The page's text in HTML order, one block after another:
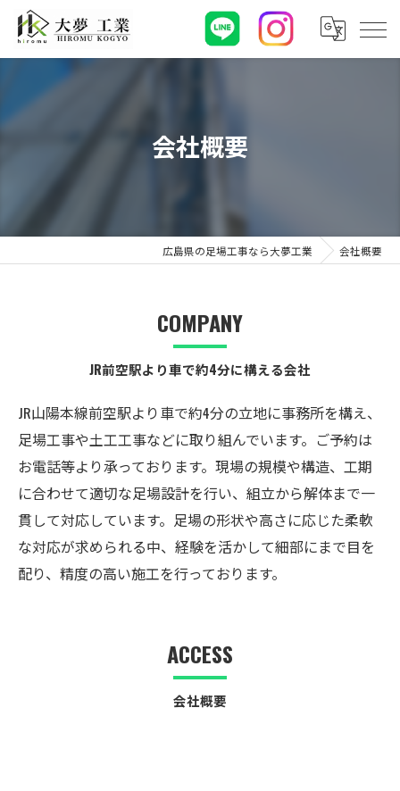
会社概要
広島県の足場工事なら大夢工業 会社概要
JR前空駅より車で約4分に構える会社
COMPANY
JR山陽本線前空駅より車で約4分の立地に事務所を構え、
足場工事や土工工事などに取り組んでいます。ご予約は
お電話等より承っております。現場の規模や構造、工期
に合わせて適切な足場設計を行い、組立から解体まで一
貫して対応しています。足場の形状や高さに応じた柔軟
な対応が求められる中、経験を活かして細部にまで目を
配り、精度の高い施工を行っております。
会社概要
ACCESS